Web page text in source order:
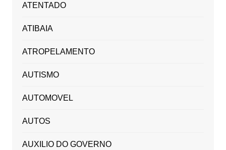
ATENTADO
ATIBAIA
ATROPELAMENTO
AUTISMO
AUTOMOVEL
AUTOS
AUXILIO DO GOVERNO